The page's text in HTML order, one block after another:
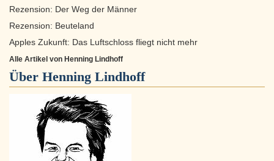
Rezension: Der Weg der Männer
Rezension: Beuteland
Apples Zukunft: Das Luftschloss fliegt nicht mehr
Alle Artikel von Henning Lindhoff
Über Henning Lindhoff